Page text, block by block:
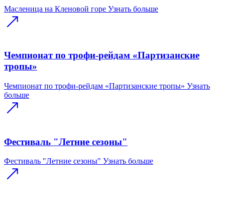
Масленица на Кленовой горе Узнать больше
Чемпионат по трофи-рейдам «Партизанские
тропы»
Чемпионат по трофи-рейдам «Партизанские тропы» Узнать
больше
Фестиваль "Летние сезоны"
Фестиваль "Летние сезоны" Узнать больше